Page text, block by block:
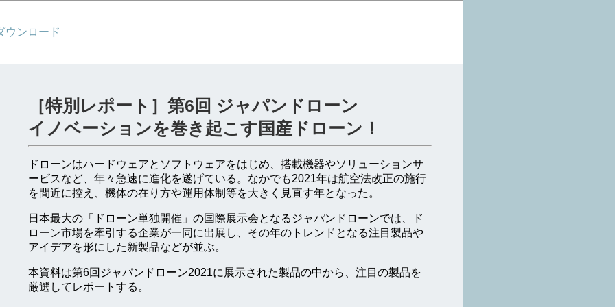
ウンロード
［特別レポート］第6回 ジャパンドローン
イノベーションを巻き起こす国産ドローン！
ドローンはハードウェアとソフトウェアをはじめ、搭載機器やソリューションサ
ービスなど、年々急速に進化を遂げている。なかでも2021年は航空法改正の施行
を間近に控え、機体の在り方や運用体制等を大きく見直す年となった。
日本最大の「ドローン単独開催」の国際展示会となるジャパンドローンでは、ド
ローン市場を牽引する企業が一同に出展し、その年のトレンドとなる注目製品や
アイデアを形にした新製品などが並ぶ。
本資料は第6回ジャパンドローン2021に展示された製品の中から、注目の製品を
厳選してレポートする。